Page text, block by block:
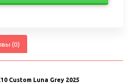
(0)
Custom Luna Grey 2025